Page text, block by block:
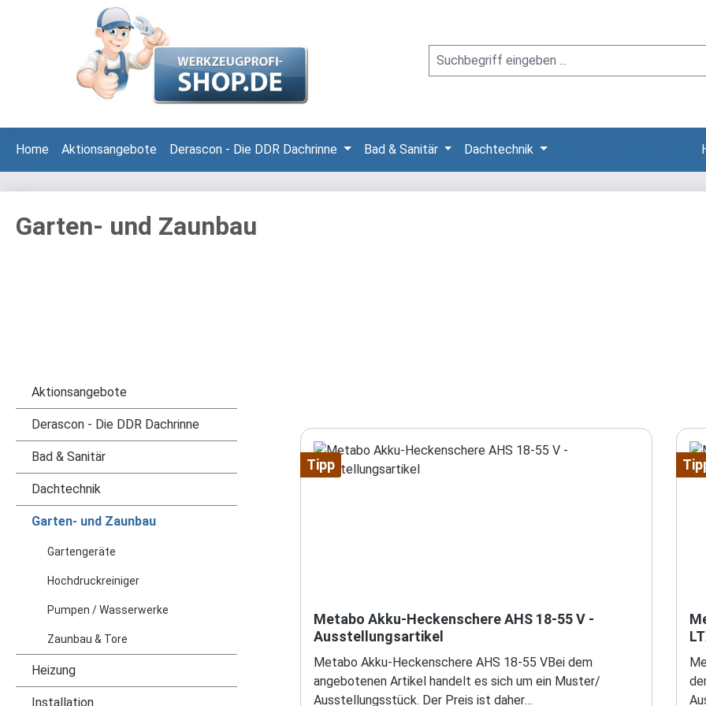
Hauptinhalt springen
Zur Suche springen
Zur Hauptnavigation springen
Home Aktionsangebote Derascon - Die DDR Dachrinne Bad & Sanitär Dachtechnik
Garten- und Zaunbau
Aktionsangebote
Derascon - Die DDR Dachrinne
Bad & Sanitär
Dachtechnik
Garten- und Zaunbau
Gartengeräte
Hochdruckreiniger
Pumpen / Wasserwerke
Zaunbau & Tore
Heizung
Installation
Tipp
Metabo Akku-Heckenschere AHS 18-55 V -
Ausstellungsartikel
Metabo Akku-Heckenschere AHS 18-55 VBei dem
angebotenen Artikel handelt es sich um ein Muster/
Ausstellungsstück. Der Preis ist daher